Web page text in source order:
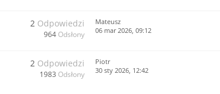
2 Odpowiedzi
964 Odsłony
Mateusz
06 mar 2026, 09:12
2 Odpowiedzi
1983 Odsłony
Piotr
30 sty 2026, 12:42